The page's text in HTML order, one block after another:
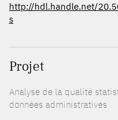
http://hdl.handle.net/
s
Projet
Analyse de la qualité
données administratives